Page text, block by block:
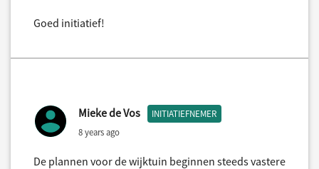
Goed initiatief!
Mieke de Vos INITIATIEFNEMER
8 years ago
De plannen voor de wijktuin beginnen steeds vastere